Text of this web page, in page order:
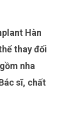
thay đổi
nha
sĩ, chất